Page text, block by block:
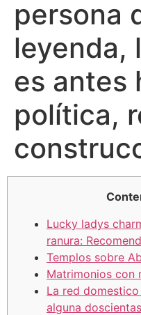
persona
leyenda,
es antes
política,
Lucky ladys
ranura:
Templos sobre
Matrimonios con
La red
alguna